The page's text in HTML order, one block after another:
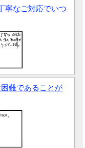
寧なご対応でいつ
難であることが